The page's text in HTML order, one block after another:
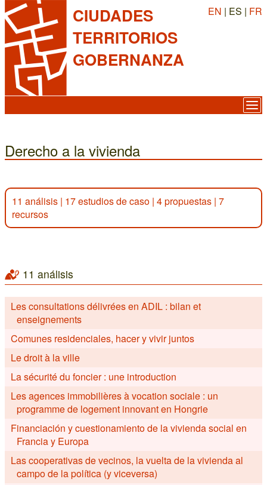
CIUDADES
TERRITORIOS
GOBERNANZA
EN | ES | FR
Derecho a la vivienda
11 análisis | 17 estudios de caso | 4 propuestas | 7
recursos
11 análisis
Les consultations délivrées en ADIL : bilan et
enseignements
Comunes residenciales, hacer y vivir juntos
Le droit à la ville
La sécurité du foncier : une introduction
Les agences immobilières à vocation sociale : un
programme de logement innovant en Hongrie
Financiación y cuestionamiento de la vivienda social en
Francia y Europa
Las cooperativas de vecinos, la vuelta de la vivienda al
campo de la política (y viceversa)